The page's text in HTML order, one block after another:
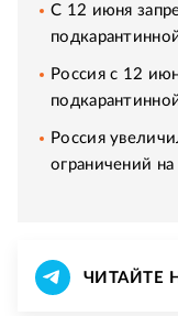
С 12 июня
Россия с 12
Россия
ограничений
ЧИТАЙТЕ